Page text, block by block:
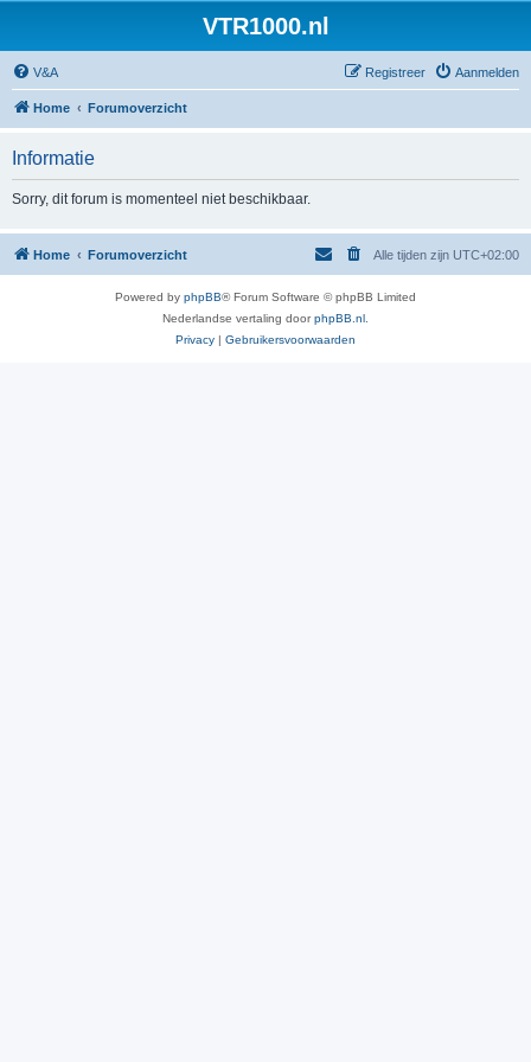
VTR1000.nl
V&A Aanmelden
Registreer
Home Forumoverzicht
Informatie
Sorry, dit forum is momenteel niet beschikbaar.
Home Forumoverzicht Alle tijden zijn UTC+02:00
Powered by phpBB® Forum Software © phpBB Limited
Nederlandse vertaling doorphpBB.nl
Privacy | Gebruikersvoorwaarden